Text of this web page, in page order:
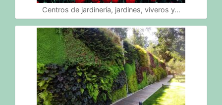
Centros de jardinería, jardines, viveros y…